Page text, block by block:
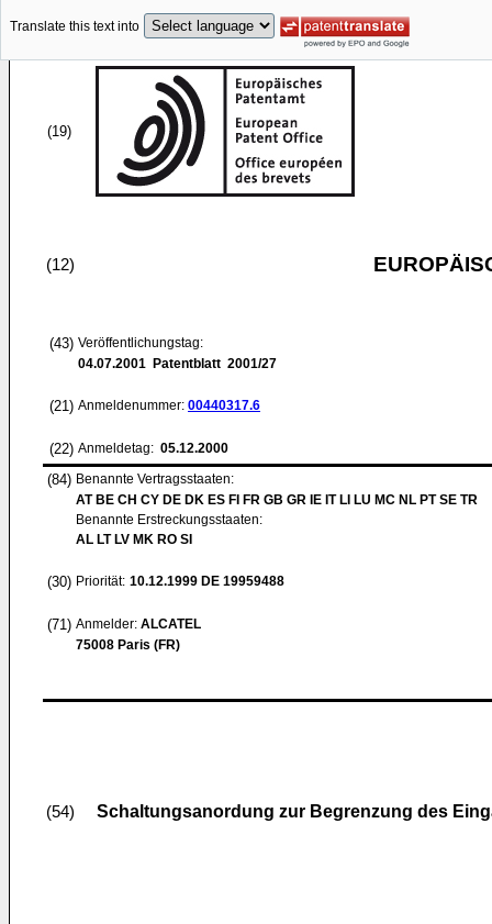
Translate this text into
(19)
(12)
(43) Veröffentlichungstag:
04.07.2001 Patentblatt 2001/27
(21) Anmeldenummer: 00440317.6
(22) Anmeldetag: 05.12.2000
(84) Benannte Vertragsstaaten:
AT BE CH CY DE DK ES FI FR GB GR IE IT LI LU MC NL PT SE TR
Benannte Erstreckungsstaaten:
AL LT LV MK RO SI
(30) Priorität: 10.12.1999 DE 19959488
(71) Anmelder: ALCATEL
75008 Paris (FR)
(54) Schaltungsanordung zur Begrenzung des